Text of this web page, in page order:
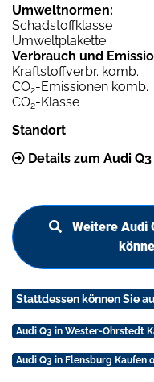
Umweltnormen:
Schadstoffklasse
Umweltplakette
Verbrauch und
Kraftstoffverbr. komb.
CO2-Emissionen komb.
CO2-Klasse
Standort
Details zum Audi
Weitere Audi
Stattdessen können Sie
Audi Q3 in Wester-Ohrstedt
Audi Q3 in Flensburg Kaufen